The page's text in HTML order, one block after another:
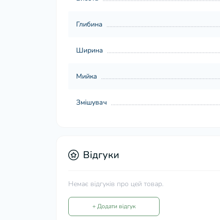
Глибина
Ширина
Мийка
Змішувач
Відгуки
Немає відгуків про цей товар.
+ Додати відгук